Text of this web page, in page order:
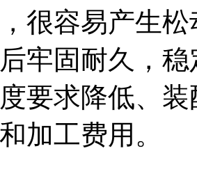
很容易产生
牢固耐久，
要求降低、
加工费用。